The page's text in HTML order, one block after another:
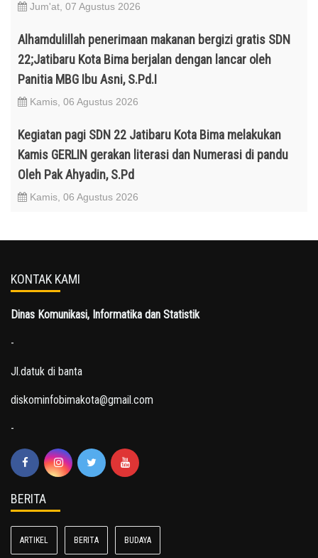
Jum'at, 07 Agustus 2026
Alhamdulillah penerimaan makanan bergizi gratis SDN
22;Jatibaru Kota Bima berjalan dengan lancar oleh
Panitia MBG Ibu Asni, S.Pd.I
Kamis, 06 Agustus 2026
Kegiatan pagi SDN 22 Jatibaru Kota Bima melakukan
Kamis GERLIN gerakan literasi dan Numerasi di pandu
Oleh Pak Ahyadin, S.Pd
Kamis, 06 Agustus 2026
KONTAK KAMI
Dinas Komunikasi, Informatika dan Statistik
-
Jl.datuk di banta
diskominfobimakota@gmail.com
-
BERITA
ARTIKEL BERITA BUDAYA